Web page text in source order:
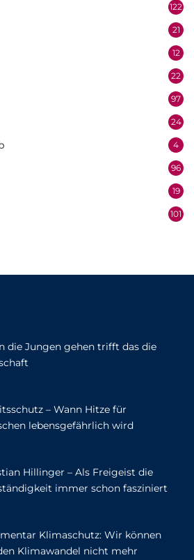
122
21
12
22
97
24
4
96
19
101
die Jungen gehen trifft das die
– Wann Hitze für
lebensgefährlich wird
Hillinger – Als Freigeist die
immer schon fasziniert
Klimaschutz: Wir können
Klimawandel nicht mehr